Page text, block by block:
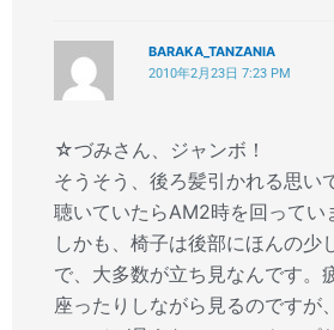
BARAKA_TANZANIA
2010年2月23日 7:23 PM
☆づみさん、ジャンボ！
そうそう、後ろ髪引かれる思い
聴いていたらAM2時を回って
しかも、椅子は後部にほんの少
で、大多数が立ち見なんです。
座ったりしながら見るのですが